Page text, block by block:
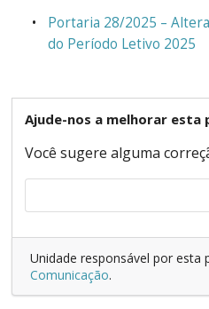
Portaria 28/2025 –
do Período Letivo 2025
Ajude-nos a melhorar esta
Você sugere alguma
Unidade responsável por esta
Comunicação.